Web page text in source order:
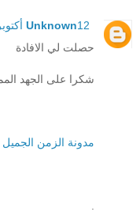
Unknown12 أكتوبر, 2011 22:54
حصلت لي الافادة
شكرا على الجهد
مدونة الزمن